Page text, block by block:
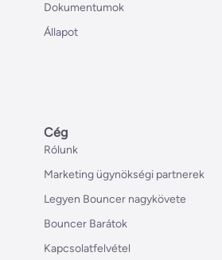
Dokumentumok
Állapot
Cég
Rólunk
Marketing ügynökségi partnerek
Legyen Bouncer nagykövete
Bouncer Barátok
Kapcsolatfelvétel